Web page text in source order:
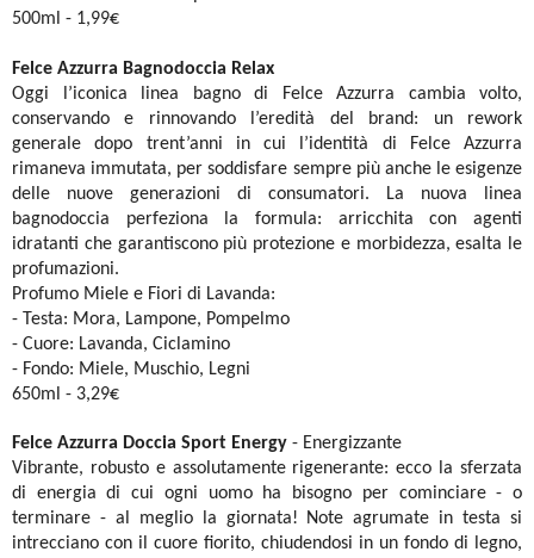
500ml - 1,99€
Felce Azzurra Bagnodoccia Relax
Oggi l’iconica linea bagno di Felce Azzurra cambia volto,
conservando e rinnovando l’eredità del brand: un rework
generale dopo trent’anni in cui l’identità di Felce Azzurra
rimaneva immutata, per soddisfare sempre più anche le esigenze
delle nuove generazioni di consumatori. La nuova linea
bagnodoccia perfeziona la formula: arricchita con agenti
idratanti che garantiscono più protezione e morbidezza, esalta le
profumazioni.
Profumo Miele e Fiori di Lavanda:
- Testa: Mora, Lampone, Pompelmo
- Cuore: Lavanda, Ciclamino
- Fondo: Miele, Muschio, Legni
650ml - 3,29€
Felce Azzurra Doccia Sport Energy - Energizzante
Vibrante, robusto e assolutamente rigenerante: ecco la sferzata
di energia di cui ogni uomo ha bisogno per cominciare - o
terminare - al meglio la giornata! Note agrumate in testa si
intrecciano con il cuore fiorito, chiudendosi in un fondo di legno,